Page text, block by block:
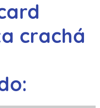
crachá